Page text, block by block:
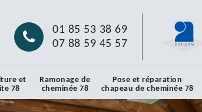
01 85 53 38 69
07 88 59 45 57
et
78
Ramonage de
cheminée 78
Pose et réparation
chapeau de cheminée 78